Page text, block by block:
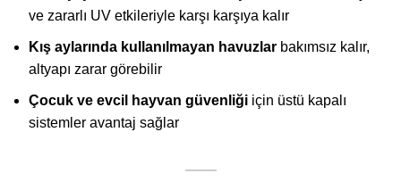
ve zararlı UV etkileriyle karşı karşıya kalır
Kış aylarında kullanılmayan havuzlar bakımsız kalır,
altyapı zarar görebilir
Çocuk ve evcil hayvan güvenliği için üstü kapalı
sistemler avantaj sağlar